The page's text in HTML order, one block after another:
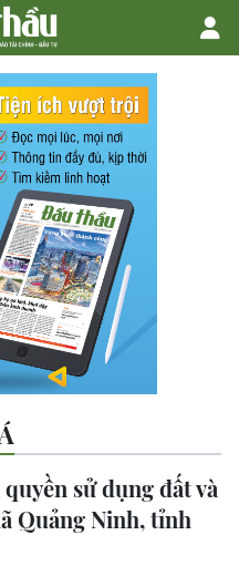
sử dụng đất và
Quảng Ninh, tỉnh